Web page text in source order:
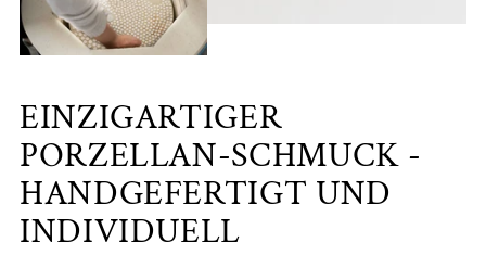
EINZIGARTIGER
PORZELLAN-SCHMUCK -
HANDGEFERTIGT UND
INDIVIDUELL